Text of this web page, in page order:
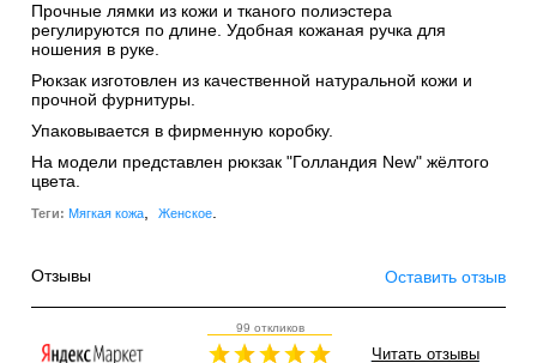
Прочные лямки из кожи и тканого полиэстера
регулируются по длине. Удобная кожаная ручка для
ношения в руке.
Рюкзак изготовлен из качественной натуральной кожи и
прочной фурнитуры.
Упаковывается в фирменную коробку.
На модели представлен рюкзак "Голландия New" жёлтого
цвета.
Теги: Мягкая кожа Женское.
Отзывы Оставить отзыв
99 откликов
Читать отзывы